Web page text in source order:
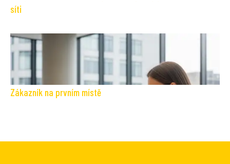
síti
Zákazník na prvním místě